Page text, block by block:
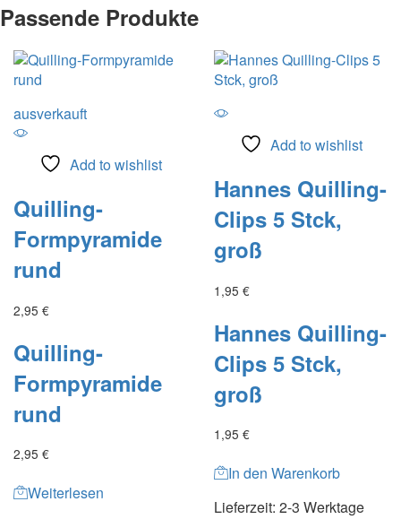
Passende Produkte
ausverkauft
Add to wishlist
Quilling-
Formpyramide
rund
2,95 €
Quilling-
Formpyramide
rund
2,95 €
Weiterlesen
Add to wishlist
Hannes Quilling-
Clips 5 Stck,
groß
1,95 €
Hannes Quilling-
Clips 5 Stck,
groß
1,95 €
In den Warenkorb
Lieferzeit: 2-3 Werktage